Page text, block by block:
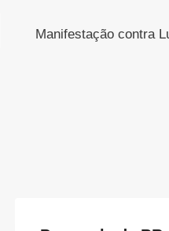
Manifestação contra